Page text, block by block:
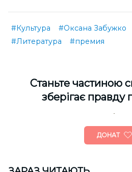
#Культура #Оксана Забужко
#Литература
#премия
Cтаньте частиною
зберігає правду
ДОНАТ